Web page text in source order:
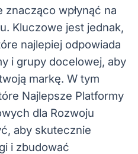
znacząco wpłynąć na
Kluczowe jest jednak,
najlepiej odpowiada
i grupy docelowej, aby
markę. W tym
Najlepsze Platformy
dla Rozwoju
aby skutecznie
i zbudować